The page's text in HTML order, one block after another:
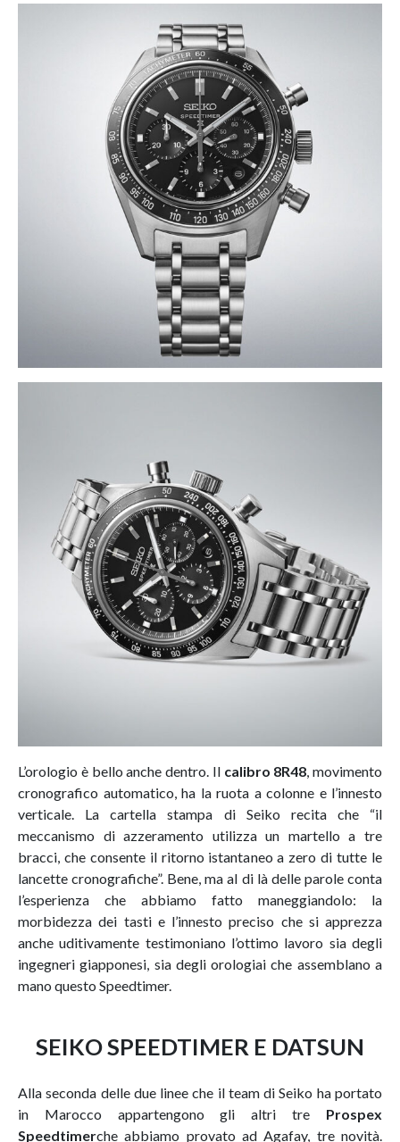
L’orologio è bello anche dentro. Il calibro 8R48, movimento
cronografico automatico, ha la ruota a colonne e l’innesto
verticale. La cartella stampa di Seiko recita che “il
meccanismo di azzeramento utilizza un martello a tre
bracci, che consente il ritorno istantaneo a zero di tutte le
lancette cronografiche”. Bene, ma al di là delle parole conta
l’esperienza che abbiamo fatto maneggiandolo: la
morbidezza dei tasti e l’innesto preciso che si apprezza
anche uditivamente testimoniano l’ottimo lavoro sia degli
ingegneri giapponesi, sia degli orologiai che assemblano a
mano questo Speedtimer.
SEIKO SPEEDTIMER E DATSUN
Alla seconda delle due linee che il team di Seiko ha portato
in Marocco appartengono gli altri tre Prospex
Speedtimerche abbiamo provato ad Agafay, tre novità.